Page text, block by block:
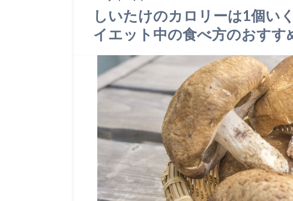
しいたけのカロリーは1個い
イエット中の食べ方のおすす